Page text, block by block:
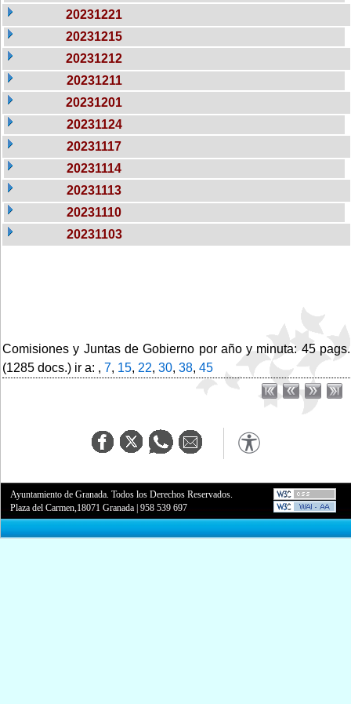
20231221
20231215
20231212
20231211
20231201
20231124
20231117
20231114
20231113
20231110
20231103
Comisiones y Juntas de Gobierno por año y minuta: 45 pags.
(1285 docs.) ir a: , 7, 15, 22, 30, 38, 45
Ayuntamiento de Granada. Todos los Derechos Reservados.
Plaza del Carmen,18071 Granada |958 539 697